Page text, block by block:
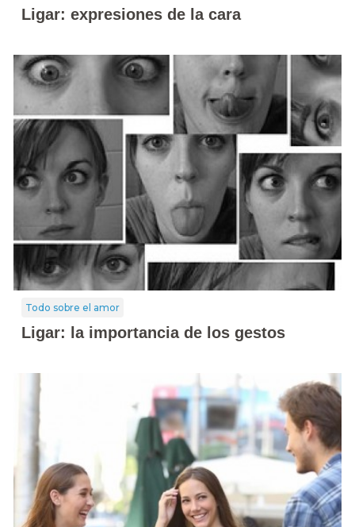
Ligar: expresiones de la cara
Todo sobre el amor
Ligar: la importancia de los gestos